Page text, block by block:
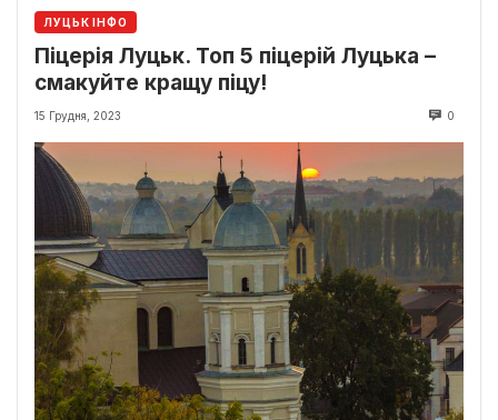
ЛУЦЬК ІНФО
Піцерія Луцьк. Топ 5 піцерій Луцька –
смакуйте кращу піцу!
15 Грудня, 2023 0